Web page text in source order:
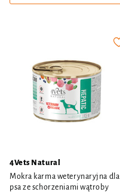
4Vets Natural
Mokra karma weterynaryjna dla
psa ze schorzeniami wątroby